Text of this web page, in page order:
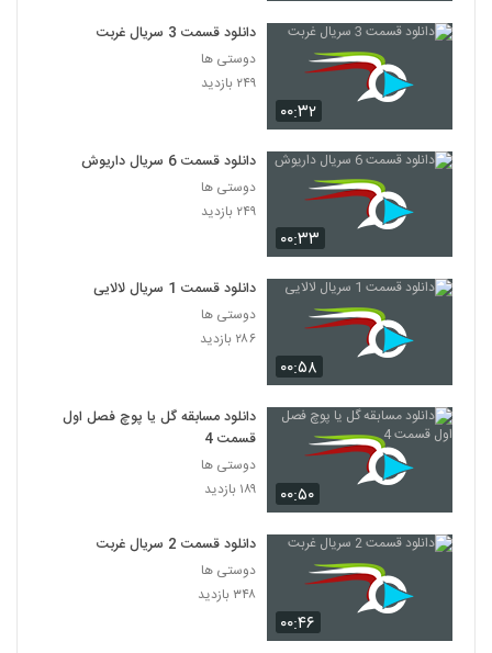
۰۰:۳۲
دانلود قسمت 3 سریال غربت
دوستی ها
۲۴۹ بازدید
۰۰:۳۳
دانلود قسمت 6 سریال داریوش
دوستی ها
۲۴۹ بازدید
۰۰:۵۸
دانلود قسمت 1 سریال لالایی
دوستی ها
۲۸۶ بازدید
۰۰:۵۰
دانلود مسابقه گل یا پوچ فصل اول
قسمت 4
دوستی ها
۱۸۹ بازدید
۰۰:۴۶
دانلود قسمت 2 سریال غربت
دوستی ها
۳۴۸ بازدید